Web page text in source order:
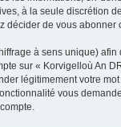
à la seule discrétion
décider de vous
à sens unique)
sur « Korvigelloù An
légitimement votre
vous